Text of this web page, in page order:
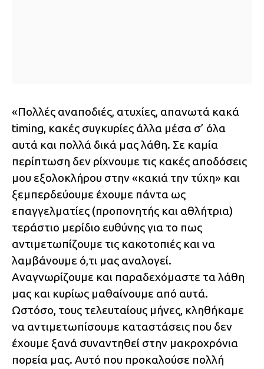
«Πολλές αναποδιές, ατυχίες, απανωτά κακά
timing, κακές συγκυρίες άλλα μέσα σ’ όλα
αυτά και πολλά δικά μας λάθη. Σε καμία
περίπτωση δεν ρίχνουμε τις κακές αποδόσεις
μου εξολοκλήρου στην «κακιά την τύχη» και
ξεμπερδεύουμε έχουμε πάντα ως
επαγγελματίες (προπονητής και αθλήτρια)
τεράστιο μερίδιο ευθύνης για το πως
αντιμετωπίζουμε τις κακοτοπιές και να
λαμβάνουμε ό,τι μας αναλογεί.
Αναγνωρίζουμε και παραδεχόμαστε τα λάθη
μας και κυρίως μαθαίνουμε από αυτά.
Ωστόσο, τους τελευταίους μήνες, κληθήκαμε
να αντιμετωπίσουμε καταστάσεις που δεν
έχουμε ξανά συναντηθεί στην μακροχρόνια
πορεία μας. Αυτό που προκαλούσε πολλή